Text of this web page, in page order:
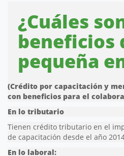
¿Cuáles
beneficios
pequeña
(Crédito por capacitación y
con beneficios para el
En lo tributario
Tienen crédito tributario en el
de capacitación desde el año
En lo laboral: